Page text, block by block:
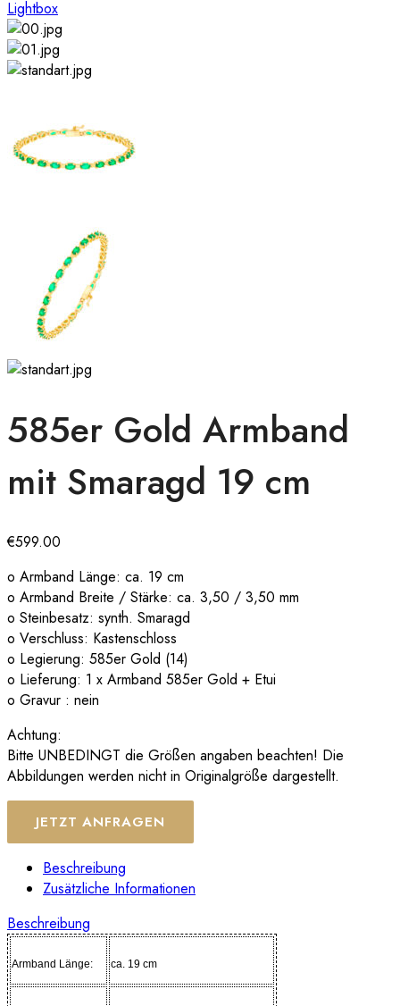
Lightbox
585er Gold Armband
mit Smaragd 19 cm
€599.00
o Armband Länge: ca. 19 cm
o Armband Breite / Stärke: ca. 3,50 / 3,50 mm
o Steinbesatz: synth. Smaragd
o Verschluss: Kastenschloss
o Legierung: 585er Gold (14)
o Lieferung: 1 x Armband 585er Gold + Etui
o Gravur : nein
Achtung:
Bitte UNBEDINGT die Größen angaben beachten! Die
Abbildungen werden nicht in Originalgröße dargestellt.
JETZT ANFRAGEN
Beschreibung
Zusätzliche Informationen
Beschreibung
Armband Länge: ca. 19 cm